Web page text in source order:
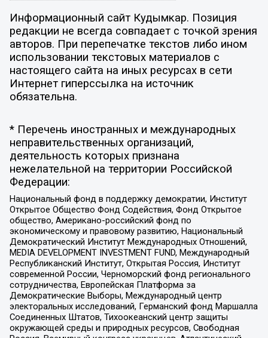
Информационный сайт Кудымкар. Позиция
редакции не всегда совпадает с точкой зрения
авторов. При перепечатке текстов либо ином
использовании текстовых материалов с
настоящего сайта на иных ресурсах в сети
Интернет гиперссылка на источник
обязательна.
* Перечень иностранных и международных
неправительственных организаций,
деятельность которых признана
нежелательной на территории Российской
Федерации:
Национальный фонд в поддержку демократии, Институт
Открытое Общество Фонд Содействия, Фонд Открытое
общество, Американо-российский фонд по
экономическому и правовому развитию, Национальный
Демократический Институт Международных Отношений,
MEDIA DEVELOPMENT INVESTMENT FUND, Международный
Республиканский Институт, Открытая Россия, Институт
современной России, Черноморский фонд регионального
сотрудничества, Европейская Платформа за
Демократические Выборы, Международный центр
электоральных исследований, Германский фонд Маршалла
Соединенных Штатов, Тихоокеанский центр защиты
окружающей среды и природных ресурсов, Свободная